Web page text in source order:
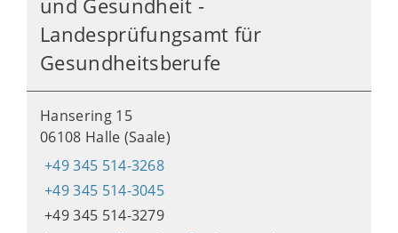
und Gesundheit -
Landesprüfungsamt für
Gesundheitsberufe
Hansering 15
06108 Halle (Saale)
+49 345 514-3268
+49 345 514-3045
+49 345 514-3279